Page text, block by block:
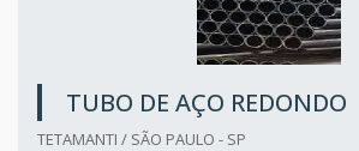
TUBO DE AÇO REDONDO
TETAMANTI / SÃO PAULO - SP